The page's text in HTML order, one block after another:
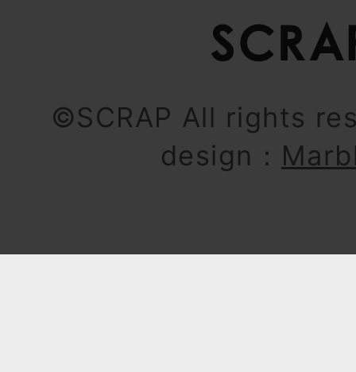
©SCRAP All rights
design：